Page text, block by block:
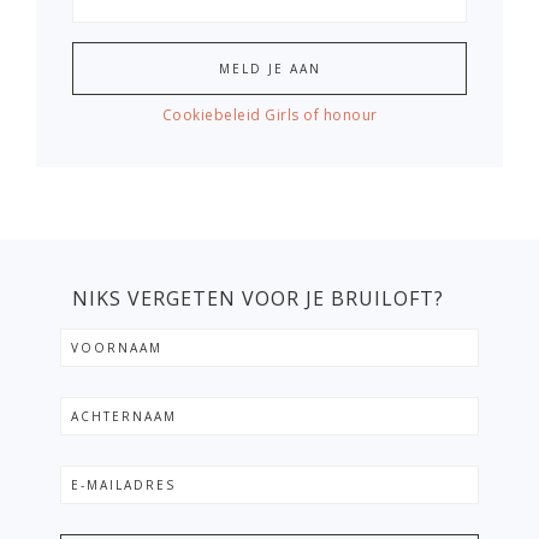
Cookiebeleid Girls of honour
NIKS VERGETEN VOOR JE BRUILOFT?